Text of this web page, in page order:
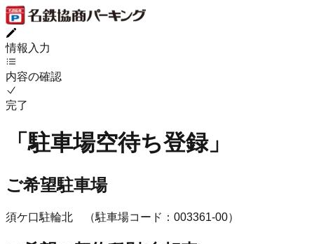
情報入力
内容の確認
完了
「駐車場空待ち登録」
ご希望駐車場
須ケ口駐輪北 （駐車場コード： 003361-00）